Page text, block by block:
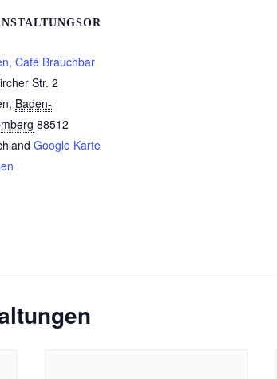
Café Brauchbar
Str. 2
, Baden-
88512
Google Karte